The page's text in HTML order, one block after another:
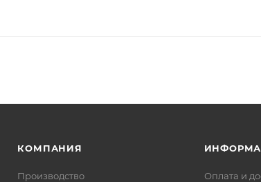
КОМПАНИЯ
Производство
Оплата и